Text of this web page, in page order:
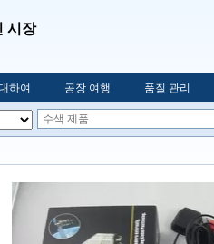
시장
하여 공장 여행 품질 관리